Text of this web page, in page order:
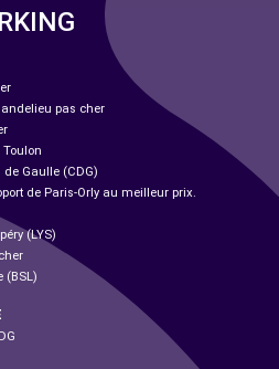
pas cher
Toulon
de Gaulle (CDG)
de Paris-Orly au meilleur prix.
(LYS)
(BSL)